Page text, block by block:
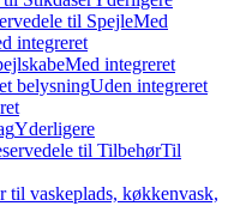
til SpejleMed
integreret
Med integreret
belysningUden integreret
Yderligere
til TilbehørTil
til vaskeplads, køkkenvask,